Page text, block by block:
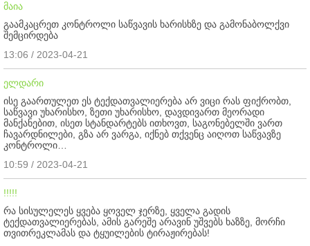
მაია
გაამკაცრეთ კონტროლი საწვავის ხარისხზე და გამონაბოლქვი
შემცირდება
13:06 / 2023-04-21
ელდარი
ისე გაართულეთ ეს ტექდათვალიერება არ ვიცი რას ფიქრობთ,
საწვავი უხარისხო, ზეთი უხარისხო, დავდივართ მეორადი
მანქანებით, ისეთ სტანდარტებს ითხოვთ, საგონებელში ვართ
ჩავარდნილები, გზა არ ვარგა, იქნებ თქვენც აიღოთ საწვავზე
კონტროლი…
10:59 / 2023-04-21
!!!!!
რა სისულელეს ყვება ყოველ ჯერზე, ყველა გადის
ტექდათვალიერებას, ამის გარეშე არავინ უშვებს ხაზზე, მორჩი
თვითრეკლამას და ტყუილების ტირაჟირებას!